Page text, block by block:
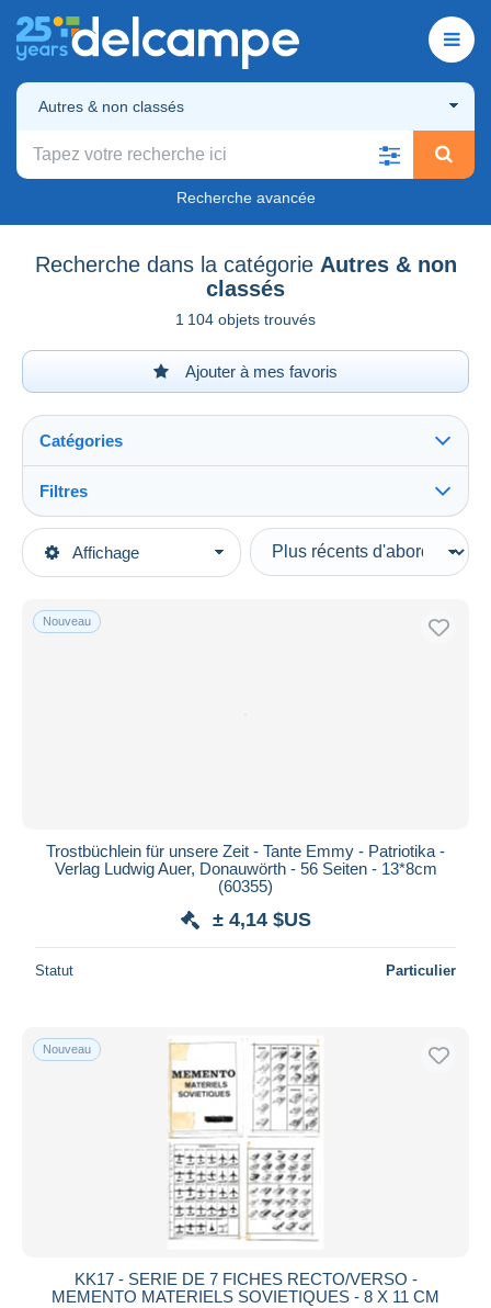
Autres & non classés
Recherche avancée
Recherche dans la catégorie Autres & non
classés
1 104 objets trouvés
Ajouter à mes favoris
Affichage
Catégories
Catégories principales
Livres, Revues & Catalogues
Filtres
Types de vente
En cours
Prix fixes
Enchères avec offres
depuis
jours
Prix
Livraison gratuite
Méthodes de paiement
Virement bancaire
Mastercard
Bancontact
iDeal
Maestro
Nouveau
Trostbüchlein für unsere Zeit - Tante Emmy - Patriotika -
Verlag Ludwig Auer, Donauwörth - 56 Seiten - 13*8cm
(60355)
± 4,14 $US
Statut Particulier
Nouveau
KK17 - SERIE DE 7 FICHES RECTO/VERSO -
MEMENTO MATERIELS SOVIETIQUES - 8 X 11 CM